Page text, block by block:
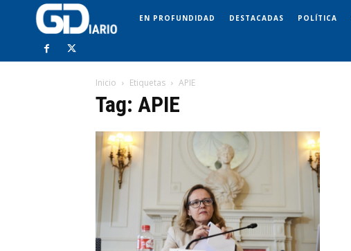
EN PROFUNDIDAD DESTACADAS POLÍTICA
Inicio Etiquetas APIE
Tag: APIE